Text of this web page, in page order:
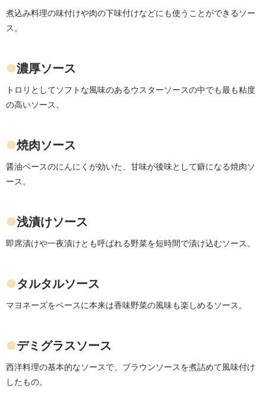
煮込み料理の味付けや肉の下味付けなどにも使うことができるソー
ス。
●濃厚ソース
トロリとしてソフトな風味のあるウスターソースの中でも最も粘度
の高いソース。
●焼肉ソース
醤油ベースのにんにくが効いた、甘味が後味として癖になる焼肉ソ
ース。
●浅漬けソース
即席漬けや一夜漬けとも呼ばれる野菜を短時間で漬け込むソース。
●タルタルソース
マヨネーズをベースに本来は香味野菜の風味も楽しめるソース。
●デミグラスソース
西洋料理の基本的なソースで、ブラウンソースを煮詰めて風味付け
したもの。